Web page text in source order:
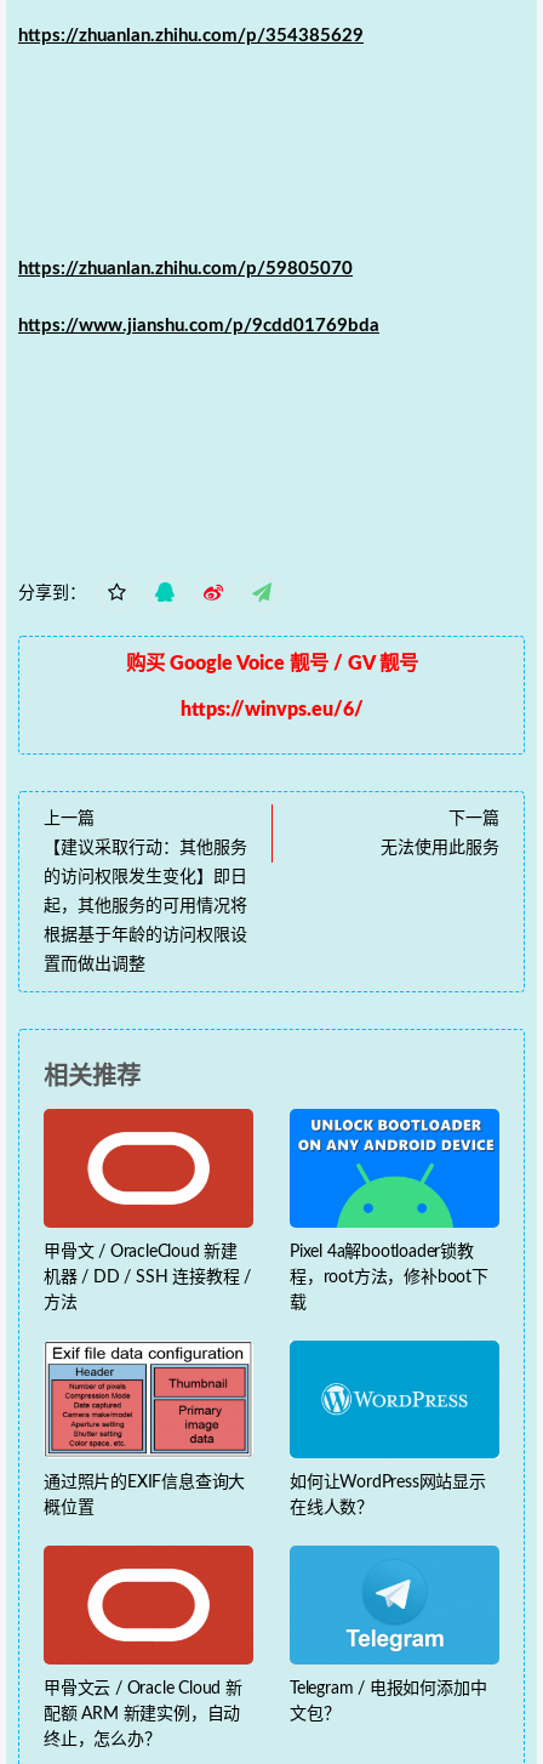
https://zhuanlan.zhihu.com/p/354385629
https://zhuanlan.zhihu.com/p/59805070
https://www.jianshu.com/p/9cdd01769bda
分享到：
购买 Google Voice 靓号 / GV 靓号
https://winvps.eu/6/
上一篇
【建议采取行动：其他服务
的访问权限发生变化】即日
起，其他服务的可用情况将
根据基于年龄的访问权限设
置而做出调整
下一篇
无法使用此服务
相关推荐
甲骨文 / OracleCloud 新建
机器 / DD / SSH 连接教程 /
方法
Pixel 4a解bootloader锁教
程，root方法，修补boot下
载
通过照片的EXIF信息查询大
概位置
如何让WordPress网站显示
在线人数？
甲骨文云 / Oracle Cloud 新
配额 ARM 新建实例，自动
终止，怎么办？
Telegram / 电报如何添加中
文包？